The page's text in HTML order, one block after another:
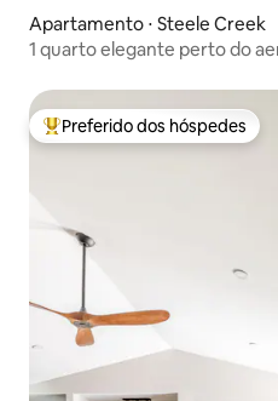
Apartamento ⋅ Steele Creek
1 quarto elegante perto do
Entre os melhores preferidos
Preferido dos hóspedes